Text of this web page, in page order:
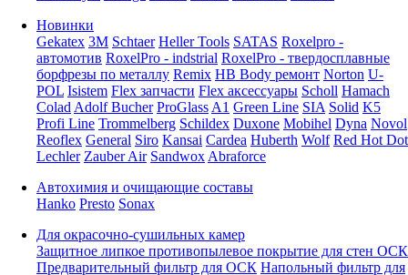
Новинки
Gekatex 3M Schtaer Heller Tools SATAS Roxelpro -
автомотив RoxelPro - indstrial RoxelPro - твердосплавные
борфрезы по металлу Remix HB Body ремонт Norton U-
POL Isistem Flex запчасти Flex аксессуары Scholl Hamach
Colad Adolf Bucher ProGlass A1 Green Line SIA Solid K5
Profi Line Trommelberg Schildex Duxone Mobihel Dyna Novol
Reoflex General Siro Kansai Cardea Huberth Wolf Red Hot Dot
Lechler Zauber Air Sandwox Abraforce
Автохимия и очищающие составы
Hanko Presto Sonax
Для окрасочно-сушильных камер
Защитное липкое противопылевое покрытие для стен ОСК
Предварительный фильтр для ОСК Напольный фильтр для